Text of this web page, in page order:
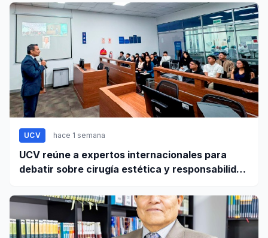
UCV hace 1 semana
UCV reúne a expertos internacionales para
debatir sobre cirugía estética y responsabilidad